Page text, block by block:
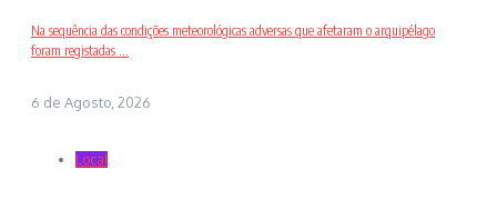
Na sequência das condições meteorológicas adversas que afetaram o arquipélago
foram registadas ...
6 de Agosto, 2026
Local